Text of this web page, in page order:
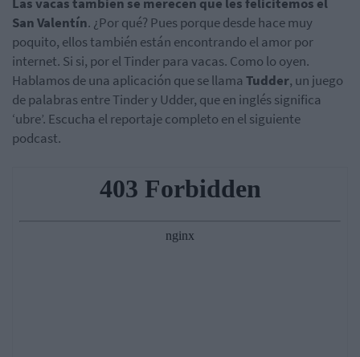
San Valentín. ¿Por qué? Pues porque desde hace muy
poquito, ellos también están encontrando el amor por
internet. Si si, por el Tinder para vacas. Como lo oyen.
Hablamos de una aplicación que se llama Tudder, un juego
de palabras entre Tinder y Udder, que en inglés significa
‘ubre’. Escucha el reportaje completo en el siguiente
podcast.